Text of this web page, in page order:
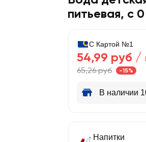
питьевая, с
С Картой №1
54,99 руб /
65,26 руб -15%
В наличии
Напитки